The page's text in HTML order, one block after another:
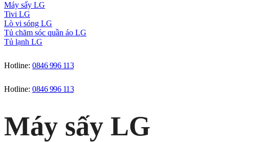
Máy sấy LG
Tivi LG
Lò vi sóng LG
Tủ chăm sóc quần áo LG
Tủ lạnh LG
Hotline: 0846 996 113
Hotline: 0846 996 113
Máy sấy LG